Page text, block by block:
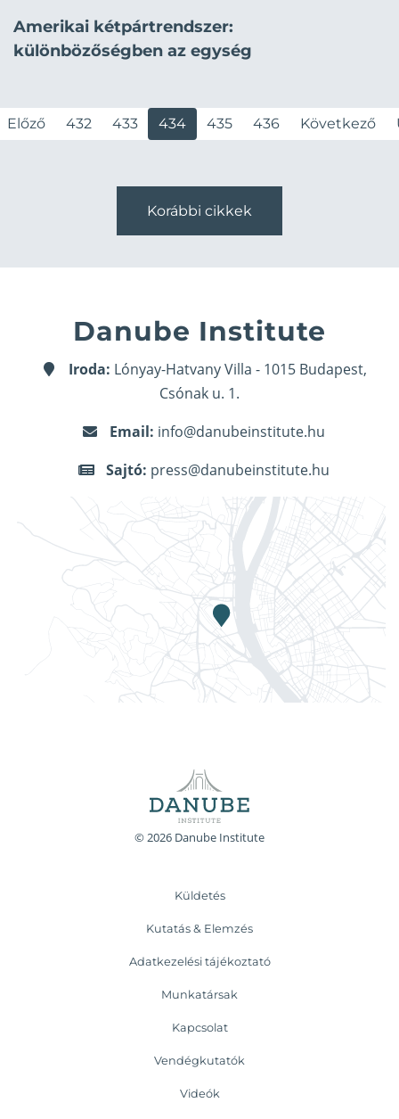
Amerikai kétpártrendszer:
különbözőségben az egység
Előző 432 433 434 435 436 Következő
Korábbi cikkek
Danube Institute
Iroda: Lónyay-Hatvany Villa - 1015 Budapest,
Csónak u. 1.
Email: info@danubeinstitute.hu
Sajtó: press@danubeinstitute.hu
© 2026 Danube Institute
Küldetés
Kutatás & Elemzés
Adatkezelési tájékoztató
Munkatársak
Kapcsolat
Vendégkutatók
Videók